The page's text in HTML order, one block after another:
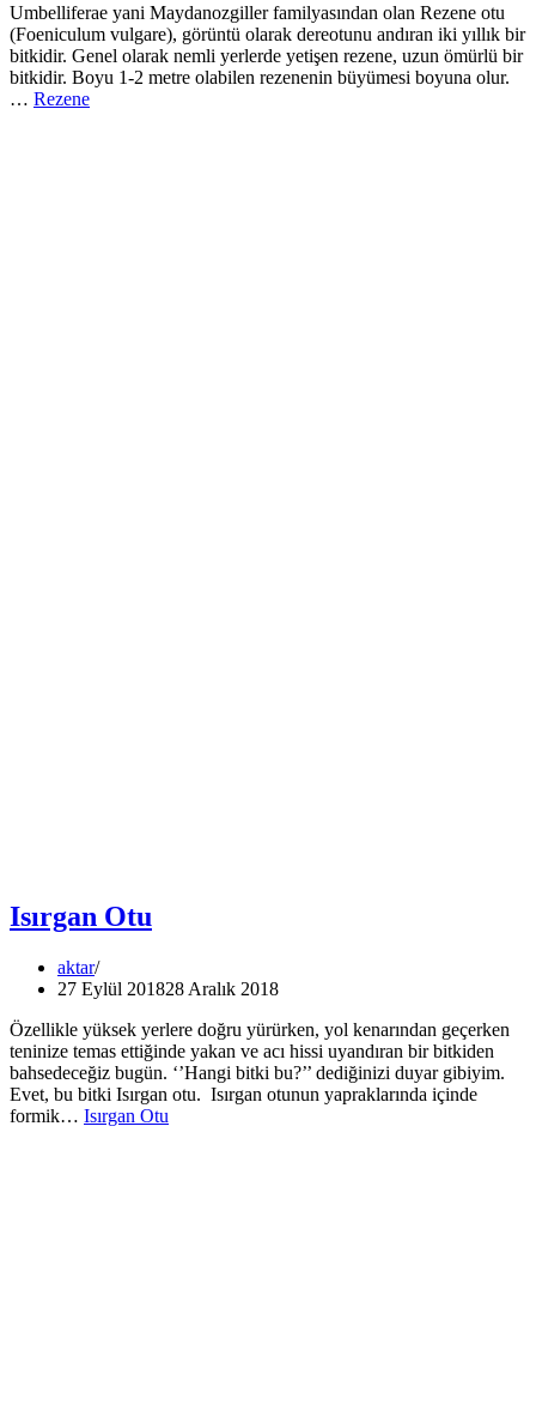
Umbelliferae yani Maydanozgiller familyasından olan Rezene otu
(Foeniculum vulgare), görüntü olarak dereotunu andıran iki yıllık bir
bitkidir. Genel olarak nemli yerlerde yetişen rezene, uzun ömürlü bir
bitkidir. Boyu 1-2 metre olabilen rezenenin büyümesi boyuna olur.
… Rezene
Isırgan Otu
aktar
27 Eylül 201828 Aralık 2018
Özellikle yüksek yerlere doğru yürürken, yol kenarından geçerken
teninize temas ettiğinde yakan ve acı hissi uyandıran bir bitkiden
bahsedeceğiz bugün. ‘’Hangi bitki bu?’’ dediğinizi duyar gibiyim.
Evet, bu bitki Isırgan otu. Isırgan otunun yapraklarında içinde
formik… Isırgan Otu